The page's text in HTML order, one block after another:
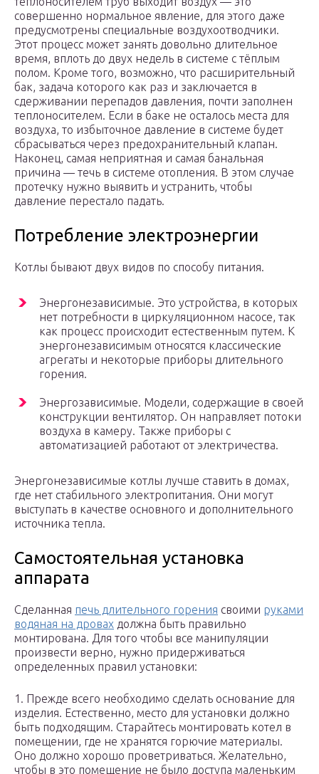
совершенно нормальное явление, для этого даже
предусмотрены специальные воздухоотводчики.
Этот процесс может занять довольно длительное
время, вплоть до двух недель в системе с тёплым
полом. Кроме того, возможно, что расширительный
бак, задача которого как раз и заключается в
сдерживании перепадов давления, почти заполнен
теплоносителем. Если в баке не осталось места для
воздуха, то избыточное давление в системе будет
сбрасываться через предохранительный клапан.
Наконец, самая неприятная и самая банальная
причина — течь в системе отопления. В этом случае
протечку нужно выявить и устранить, чтобы
давление перестало падать.
Потребление электроэнергии
Котлы бывают двух видов по способу питания.
Энергонезависимые. Это устройства, в которых
нет потребности в циркуляционном насосе, так
как процесс происходит естественным путем. К
энергонезависимым относятся классические
агрегаты и некоторые приборы длительного
горения.
Энергозависимые. Модели, содержащие в своей
конструкции вентилятор. Он направляет потоки
воздуха в камеру. Также приборы с
автоматизацией работают от электричества.
Энергонезависимые котлы лучше ставить в домах,
где нет стабильного электропитания. Они могут
выступать в качестве основного и дополнительного
источника тепла.
Самостоятельная установка
аппарата
Сделанная печь длительного горения своими руками
водяная на дровах должна быть правильно
монтирована. Для того чтобы все манипуляции
произвести верно, нужно придерживаться
определенных правил установки:
1. Прежде всего необходимо сделать основание для
изделия. Естественно, место для установки должно
быть подходящим. Старайтесь монтировать котел в
помещении, где не хранятся горючие материалы.
Оно должно хорошо проветриваться. Желательно,
чтобы в это помещение не было доступа маленьким